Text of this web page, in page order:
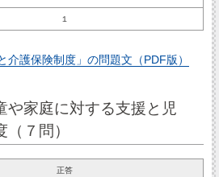
１
介護保険制度」の問題文（PDF版）
や家庭に対する支援と児
７問）
正答